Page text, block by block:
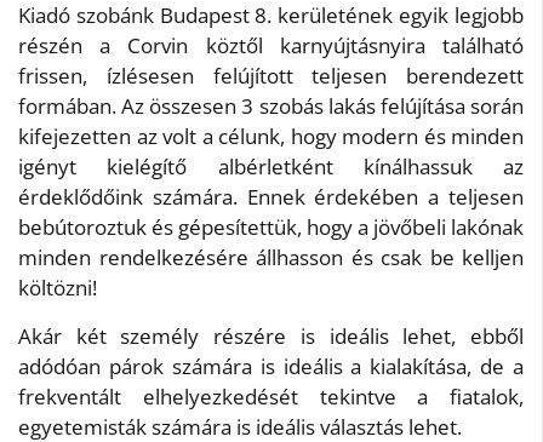
Kiadó szobánk Budapest 8. kerületének egyik legjobb
részén a Corvin köztől karnyújtásnyira található
frissen, ízlésesen felújított teljesen berendezett
formában. Az összesen 3 szobás lakás felújítása során
kifejezetten az volt a célunk, hogy modern és minden
igényt kielégítő albérletként kínálhassuk az
érdeklődőink számára. Ennek érdekében a teljesen
bebútoroztuk és gépesítettük, hogy a jövőbeli lakónak
minden rendelkezésére állhasson és csak be kelljen
költözni!
Akár két személy részére is ideális lehet, ebből
adódóan párok számára is ideális a kialakítása, de a
frekventált elhelyezkedését tekintve a fiatalok,
egyetemisták számára is ideális választás lehet.